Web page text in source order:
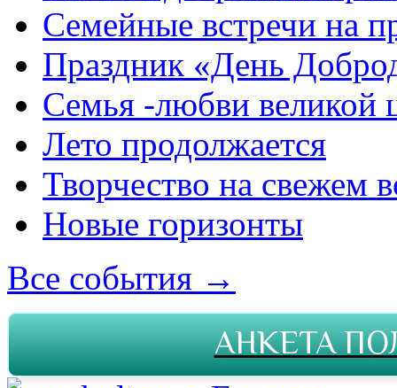
Семейные встречи на
Праздник «День
Семья -любви великой
Лето продолжается
Творчество на свежем
Новые горизонты
Все события →
АНКЕТА